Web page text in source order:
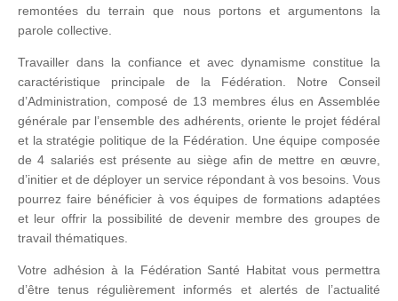
remontées du terrain que nous portons et argumentons la
parole collective.
Travailler dans la confiance et avec dynamisme constitue la
caractéristique principale de la Fédération. Notre Conseil
d’Administration, composé de 13 membres élus en Assemblée
générale par l’ensemble des adhérents, oriente le projet fédéral
et la stratégie politique de la Fédération. Une équipe composée
de 4 salariés est présente au siège afin de mettre en œuvre,
d’initier et de déployer un service répondant à vos besoins. Vous
pourrez faire bénéficier à vos équipes de formations adaptées
et leur offrir la possibilité de devenir membre des groupes de
travail thématiques.
Votre adhésion à la Fédération Santé Habitat vous permettra
d’être tenus régulièrement informés et alertés de l’actualité